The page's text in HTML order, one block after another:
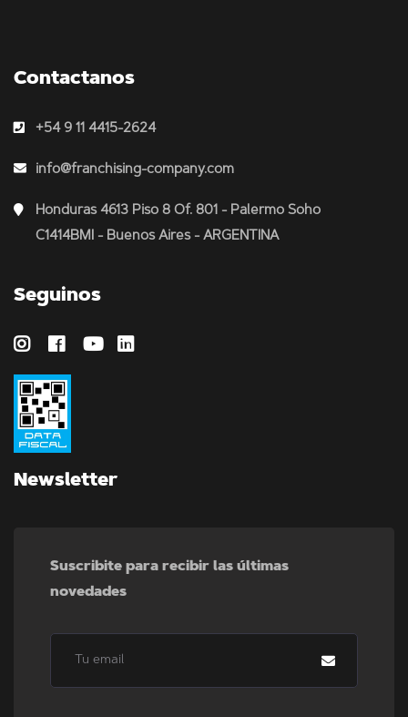
Contactanos
+54 9 11 4415-2624
info@franchising-company.com
Honduras 4613 Piso 8 Of. 801 - Palermo Soho
C1414BMI - Buenos Aires - ARGENTINA
Seguinos
Newsletter
Suscribite para recibir las últimas
novedades